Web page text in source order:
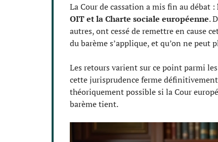
La Cour de cassation a mis fin au débat :
OIT et la Charte sociale européenne.
autres, ont cessé de remettre en cause
du barème s’applique, et qu’on ne
Les retours varient sur ce point parmi
cette jurisprudence ferme
théoriquement possible si la Cour
barème tient.